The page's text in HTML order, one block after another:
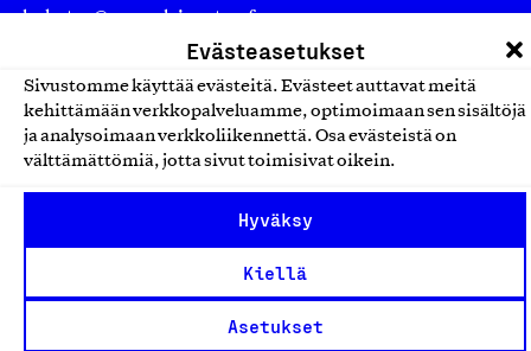
Evästeasetukset
Sivustomme käyttää evästeitä. Evästeet auttavat meitä
kehittämään verkkopalveluamme, optimoimaan sen sisältöjä
ja analysoimaan verkkoliikennettä. Osa evästeistä on
välttämättömiä, jotta sivut toimisivat oikein.
Hyväksy
Kiellä
Asetukset
laskutus@suomalainentyo.fi
Avainlippu